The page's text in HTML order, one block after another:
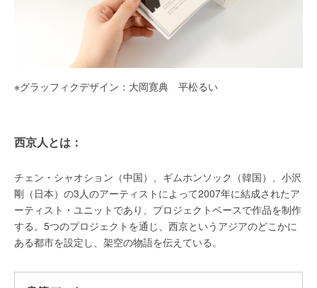
※グラッフィクデザイン：大岡寛典 平松るい
西京人とは：
チェン・シャオション（中国）、ギムホンソック（韓国）、小沢
剛（日本）の3人のアーティストによって2007年に結成されたア
ーティスト・ユニットであり、プロジェクトベースで作品を制作
する。5つのプロジェクトを通じ、西京というアジアのどこかに
ある都市を設定し、架空の物語を伝えている。